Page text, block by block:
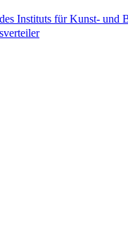
Instituts für Kunst- und